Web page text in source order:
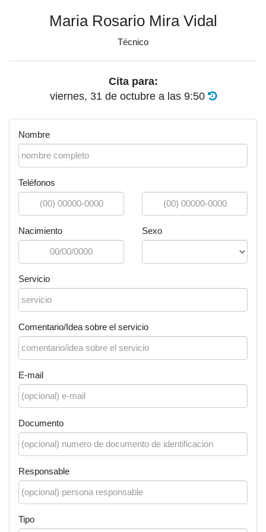
Maria Rosario Mira Vidal
Técnico
Cita para:
viernes, 31 de octubre a las 9:50
Nombre
Teléfonos
Nacimiento Sexo
Servicio
Comentario/Idea sobre el servicio
E-mail
Documento
Responsable
Tipo